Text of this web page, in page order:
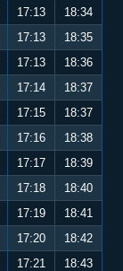
17:13
18:34
17:13
18:35
17:13
18:36
17:14
18:37
17:15
18:37
17:16
18:38
17:17
18:39
17:18
18:40
17:19
18:41
17:20
18:42
17:21
18:43